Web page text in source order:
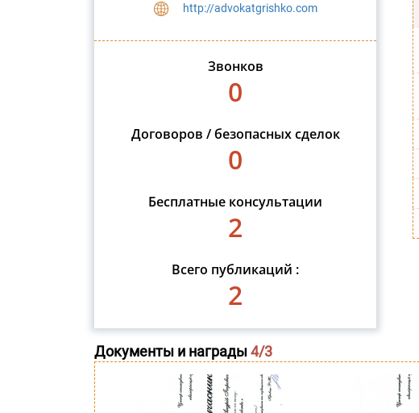
http://advokatgrishko.com
Звонков
0
Договоров / безопасных сделок
0
Бесплатные консультации
2
Всего публикаций :
2
Документы и награды4/3